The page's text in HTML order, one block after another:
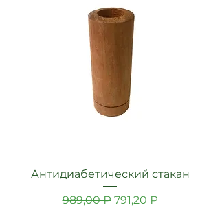
Антидиабетический стакан
Обычная цена
989,00 ₽ Цена со скидкой
791,20 ₽